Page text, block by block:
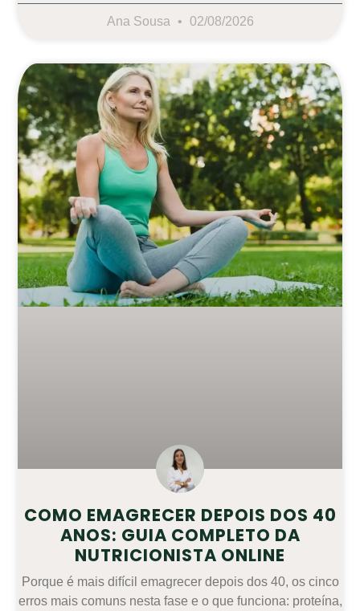
Ana Sousa 02/08/2026
COMO EMAGRECER DEPOIS DOS 40
ANOS: GUIA COMPLETO DA
NUTRICIONISTA ONLINE
Porque é mais difícil emagrecer depois dos 40, os cinco
erros mais comuns nesta fase e o que funciona: proteína,